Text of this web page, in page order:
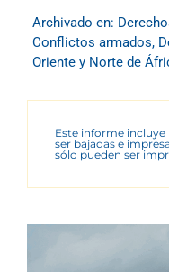
Archivado en:
Conflictos armados,
Oriente y Norte de
Este informe incluye
ser bajadas e
sólo pueden ser